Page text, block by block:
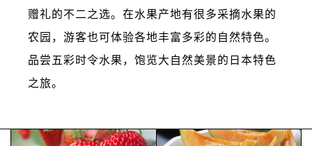
赠礼的不二之选。在水果产地有很多采摘水果的
农园，游客也可体验各地丰富多彩的自然特色。
品尝五彩时令水果，饱览大自然美景的日本特色
之旅。